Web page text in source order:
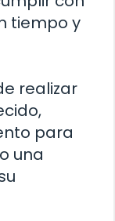
tiempo y
realizar
para
una